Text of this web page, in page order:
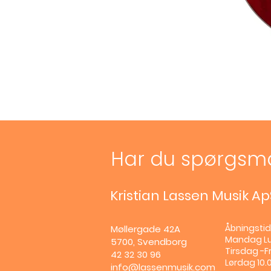
Har du
Kristian Lassen Musik
Møllergade 42A
5700, Svendborg
42 32 30 96
info@lassenmusik.com
Mandag
Tirsdag -
Lørdag